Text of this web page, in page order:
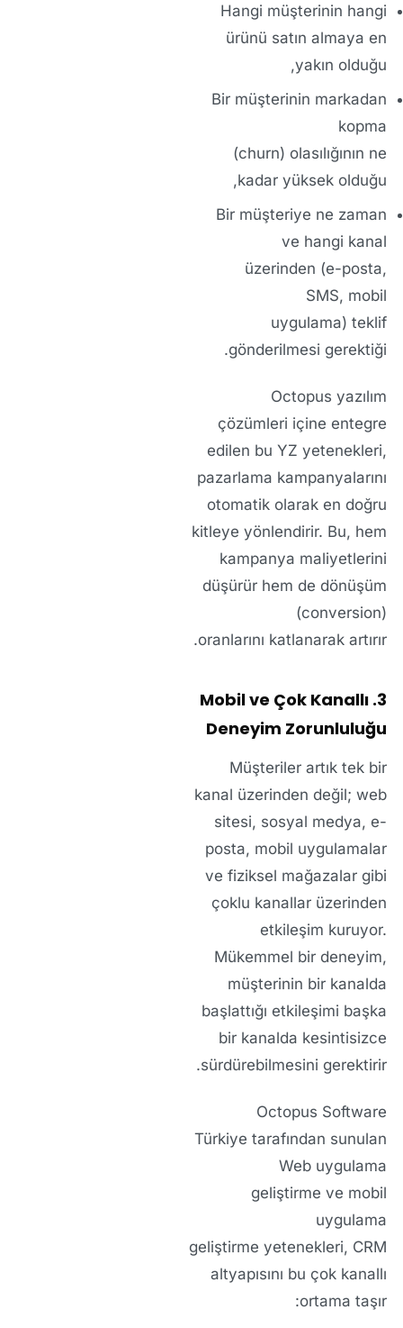
Hangi müşterinin hangi
ürünü satın almaya en
yakın olduğu,
Bir müşterinin markadan
kopma
(churn) olasılığının ne
kadar yüksek olduğu,
Bir müşteriye ne zaman
ve hangi kanal
üzerinden (e-posta,
SMS, mobil
uygulama) teklif
gönderilmesi gerektiği.
Octopus yazılım
çözümleri içine entegre
edilen buYZ yetenekleri,
pazarlama kampanyalarını
otomatik olarak en doğru
kitleye yönlendirir. Bu, hem
kampanya maliyetlerini
düşürür hem de dönüşüm
(conversion)
oranlarını katlanarak artırır.
3. Mobil ve Çok Kanallı
Deneyim Zorunluluğu
Müşteriler artık tek bir
kanal üzerinden değil; web
sitesi, sosyal medya, e-
posta, mobil uygulamalar
ve fiziksel mağazalar gibi
çoklu kanallar üzerinden
etkileşim kuruyor.
Mükemmel bir deneyim,
müşterinin bir kanalda
başlattığı etkileşimi başka
bir kanalda kesintisizce
sürdürebilmesini gerektirir.
Octopus Software
Türkiye tarafından sunulan
Web uygulama
geliştirme ve mobil
uygulama
geliştirme yetenekleri, CRM
altyapısını bu çok kanallı
ortama taşır: